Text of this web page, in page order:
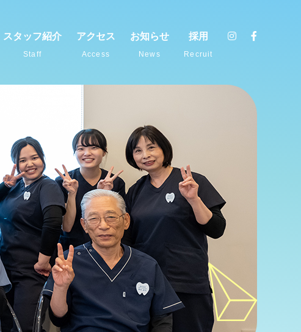
スタッフ紹介
Staff
アクセス
Access
お知らせ
News
採用
Recruit